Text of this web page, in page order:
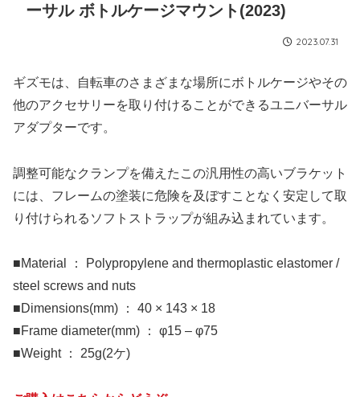
ーサル ボトルケージマウント(2023)
2023.07.31
ギズモは、自転車のさまざまな場所にボトルケージやその
他のアクセサリーを取り付けることができるユニバーサル
アダプターです。
調整可能なクランプを備えたこの汎用性の高いブラケット
には、フレームの塗装に危険を及ぼすことなく安定して取
り付けられるソフトストラップが組み込まれています。
■Material ： Polypropylene and thermoplastic elastomer /
steel screws and nuts
■Dimensions(mm) ： 40 × 143 × 18
■Frame diameter(mm) ： φ15 – φ75
■Weight ： 25g(2ケ)